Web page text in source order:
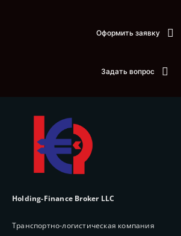
Оформить заявку
Задать вопрос
Holding-Finance Broker LLC
Транспортно-логистическая компания